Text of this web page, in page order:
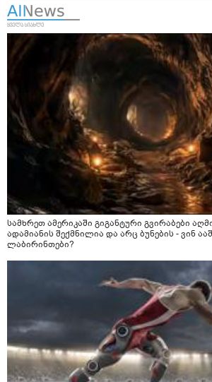
სამხრეთ ამერიკაში გიგანტური გვირაბები
ადამიანის შექმნილია და არც ბუნების - ვინ
ლაბირინთები?